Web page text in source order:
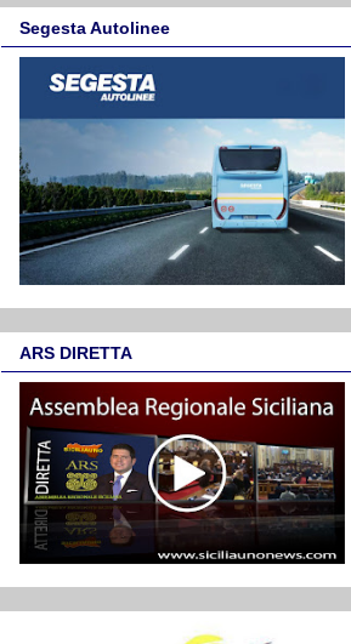
Segesta Autolinee
ARS DIRETTA